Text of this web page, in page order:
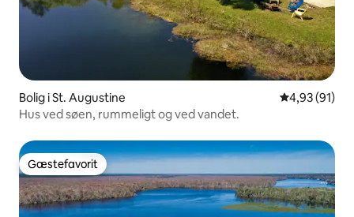
Bolig i St. Augustine 4,93 ud af 5
4,93 (91)
Hus ved søen, rummeligt og ved vandet.
Gæstefavorit
Gæstefavorit